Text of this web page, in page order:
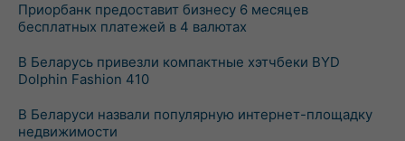
Приорбанк предоставит бизнесу 6 месяцев
бесплатных платежей в 4 валютах
В Беларусь привезли компактные хэтчбеки BYD
Dolphin Fashion 410
В Беларуси назвали популярную интернет-площадку
недвижимости